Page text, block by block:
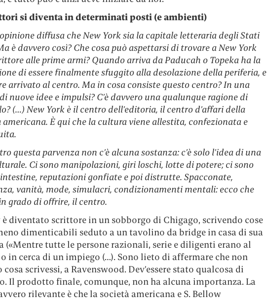
si diventa in determinati posti (e ambienti)
diffusa che New York sia la capitale letteraria degli Stati
è davvero così? Che cosa può aspettarsi di trovare a New York
alle prime armi? Quando arriva da Paducah o Topeka ha la
di essere finalmente sfuggito alla desolazione della periferia, e
arrivato al centro. Ma in cosa consiste questo centro? In una
nuove idee e impulsi? C’è davvero una qualunque ragione di
(…) New York è il centro dell’editoria, il centro d’affari della
È qui che la cultura viene allestita, confezionata e
questa parvenza non c’è alcuna sostanza: c’è solo l’idea di una
Ci sono manipolazioni, giri loschi, lotte di potere; ci sono
reputazioni gonfiate e poi distrutte. Spacconate,
vanità, mode, simulacri, condizionamenti mentali: ecco che
grado di offrire, il centro.
diventato scrittore in un sobborgo di Chigago, scrivendo cose
dimenticabili seduto a un tavolino da bridge in casa di sua
(«Mentre tutte le persone razionali, serie e diligenti erano al
in cerca di un impiego (…). Sono lieto di affermare che non
scrivessi, a Ravenswood. Dev’essere stato qualcosa di
Il prodotto finale, comunque, non ha alcuna importanza. La
rilevante è che la società americana e S. Bellow